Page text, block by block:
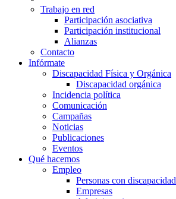
Trabajo en red
Participación asociativa
Participación institucional
Alianzas
Contacto
Infórmate
Discapacidad Física y Orgánica
Discapacidad orgánica
Incidencia política
Comunicación
Campañas
Noticias
Publicaciones
Eventos
Qué hacemos
Empleo
Personas con discapacidad
Empresas